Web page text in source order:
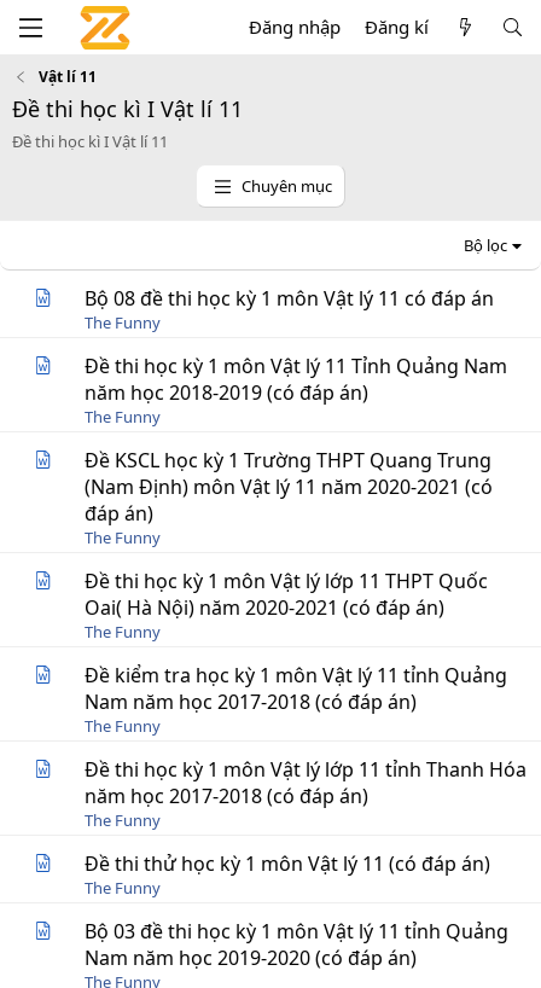
Đăng nhập Đăng kí
Vật lí 11
Đề thi học kì I Vật lí 11
Đề thi học kì I Vật lí 11
Chuyên mục
Bộ lọc
Bộ 08 đề thi học kỳ 1 môn Vật lý 11 có đáp án
The Funny
Đề thi học kỳ 1 môn Vật lý 11 Tỉnh Quảng Nam
năm học 2018-2019 (có đáp án)
The Funny
Đề KSCL học kỳ 1 Trường THPT Quang Trung
(Nam Định) môn Vật lý 11 năm 2020-2021 (có
đáp án)
The Funny
Đề thi học kỳ 1 môn Vật lý lớp 11 THPT Quốc
Oai( Hà Nội) năm 2020-2021 (có đáp án)
The Funny
Đề kiểm tra học kỳ 1 môn Vật lý 11 tỉnh Quảng
Nam năm học 2017-2018 (có đáp án)
The Funny
Đề thi học kỳ 1 môn Vật lý lớp 11 tỉnh Thanh Hóa
năm học 2017-2018 (có đáp án)
The Funny
Đề thi thử học kỳ 1 môn Vật lý 11 (có đáp án)
The Funny
Bộ 03 đề thi học kỳ 1 môn Vật lý 11 tỉnh Quảng
Nam năm học 2019-2020 (có đáp án)
The Funny